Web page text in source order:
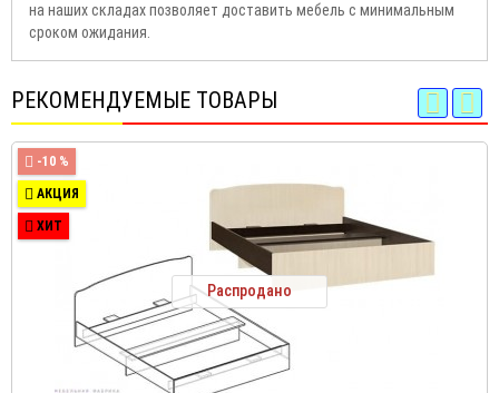
на наших складах позволяет доставить мебель с минимальным
сроком ожидания.
РЕКОМЕНДУЕМЫЕ ТОВАРЫ
-10 %
АКЦИЯ
ХИТ
Распродано